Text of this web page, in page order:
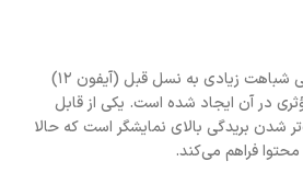
سری آیفون ۱۳ از نظر طراحی شباهت زیادی به نسل قبل (آیفون ۱۲)
در آن ایجاد شده است. یکی از قابل
شدن بریدگی بالای نمایشگر است که حالا
فراهم می‌کند.